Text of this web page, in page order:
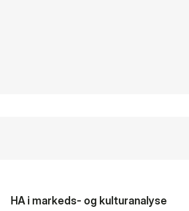
HA i mar­keds- og kul­tu­r­a­na­ly­se